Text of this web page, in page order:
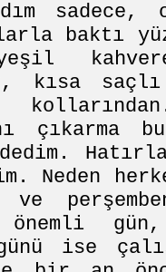
sadece,
baktı
kısa
çıkarma
Neden
önemli
günü ise